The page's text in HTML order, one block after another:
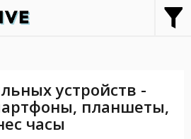
устройств -
планшеты,
часы